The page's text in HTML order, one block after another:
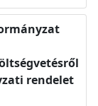
rendelet